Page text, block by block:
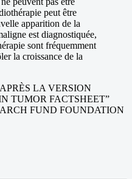
peut être
apparition de la
est diagnostiquée,
sont fréquemment
la croissance de la
LA VERSION
TUMOR FACTSHEET”
FUND FOUNDATION